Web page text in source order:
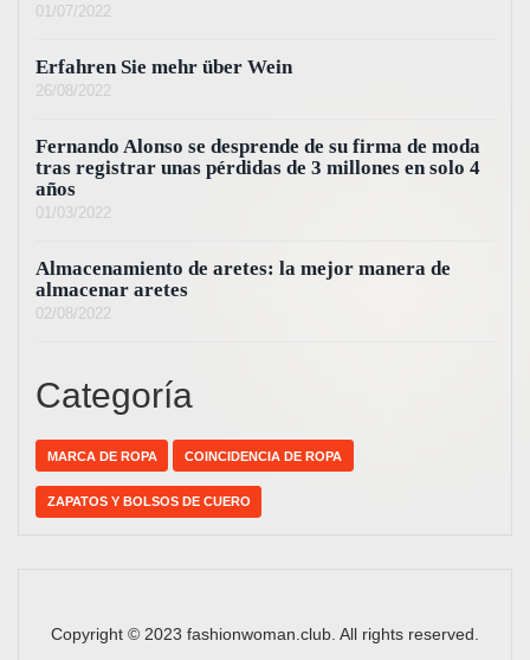
01/07/2022
Erfahren Sie mehr über Wein
26/08/2022
Fernando Alonso se desprende de su firma de moda
tras registrar unas pérdidas de 3 millones en solo 4
años
01/03/2022
Almacenamiento de aretes: la mejor manera de
almacenar aretes
02/08/2022
Categoría
MARCA DE ROPA COINCIDENCIA DE ROPA
ZAPATOS Y BOLSOS DE CUERO
Copyright © 2023 fashionwoman.club. All rights reserved.